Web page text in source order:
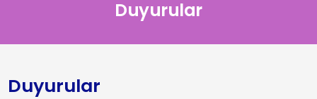
Duyurular
Duyurular